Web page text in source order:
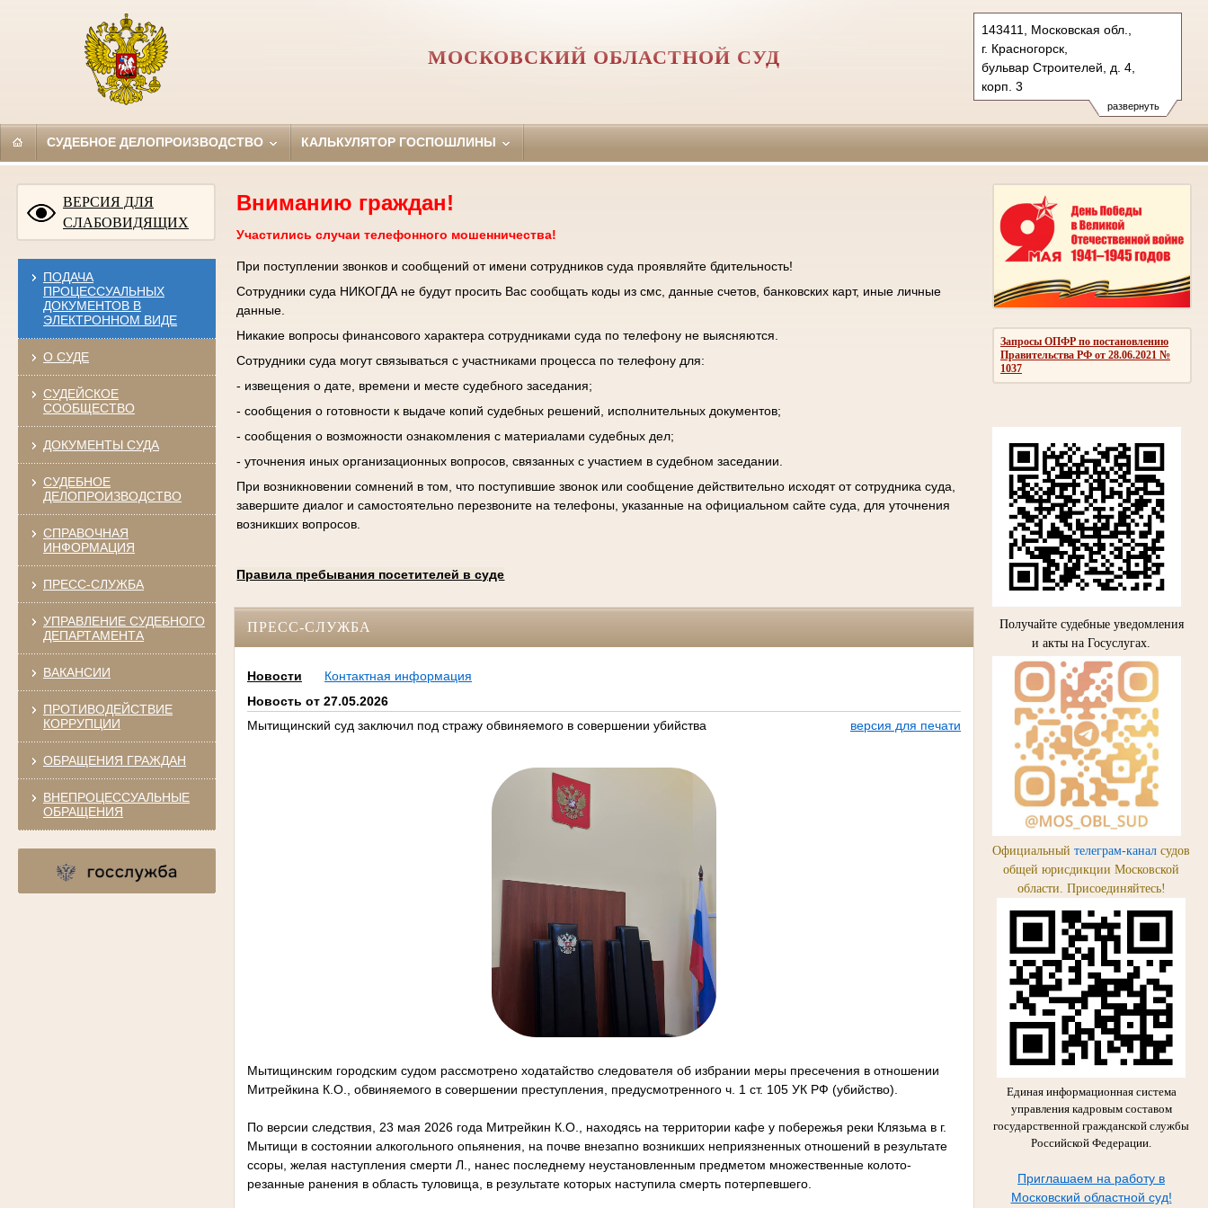
развернуть
143411, Московская обл.,
г. Красногорск,
бульвар Строителей, д. 4,
корп. 3
Тел.: +7 (498) 692 60 00
post.50os0000@sudrf.ru
МОСКОВСКИЙ ОБЛАСТНОЙ СУД
СУДЕБНОЕ ДЕЛОПРОИЗВОДСТВО КАЛЬКУЛЯТОР ГОСПОШЛИНЫ
ВЕРСИЯ ДЛЯ
СЛАБОВИДЯЩИХ
ПОДАЧА
ПРОЦЕССУАЛЬНЫХ
ДОКУМЕНТОВ В
ЭЛЕКТРОННОМ ВИДЕ
О СУДЕ
СУДЕЙСКОЕ
СООБЩЕСТВО
ДОКУМЕНТЫ СУДА
СУДЕБНОЕ
ДЕЛОПРОИЗВОДСТВО
СПРАВОЧНАЯ
ИНФОРМАЦИЯ
ПРЕСС-СЛУЖБА
УПРАВЛЕНИЕ СУДЕБНОГО
ДЕПАРТАМЕНТА
ВАКАНСИИ
ПРОТИВОДЕЙСТВИЕ
КОРРУПЦИИ
ОБРАЩЕНИЯ ГРАЖДАН
ВНЕПРОЦЕССУАЛЬНЫЕ
ОБРАЩЕНИЯ
Запросы ОПФР по постановлению
Правительства РФ от 28.06.2021 №
1037
Получайте судебные уведомления
и акты на Госуслугах.
Официальный телеграм-канал судов
общей юрисдикции Московской
области. Присоединяйтесь!
Единая информационная система
управления кадровым составом
государственной гражданской службы
Российской Федерации.
Приглашаем на работу в
Московский областной суд!
Вниманию граждан!
Участились случаи телефонного мошенничества!
При поступлении звонков и сообщений от имени сотрудников суда проявляйте бдительность!
Сотрудники суда НИКОГДА не будут просить Вас сообщать коды из смс, данные счетов, банковских карт, иные личные
данные.
Никакие вопросы финансового характера сотрудниками суда по телефону не выясняются.
Сотрудники суда могут связываться с участниками процесса по телефону для:
- извещения о дате, времени и месте судебного заседания;
- сообщения о готовности к выдаче копий судебных решений, исполнительных документов;
- сообщения о возможности ознакомления с материалами судебных дел;
- уточнения иных организационных вопросов, связанных с участием в судебном заседании.
При возникновении сомнений в том, что поступившие звонок или сообщение действительно исходят от сотрудника суда,
завершите диалог и самостоятельно перезвоните на телефоны, указанные на официальном сайте суда, для уточнения
возникших вопросов.
Правила пребывания посетителей в суде
ПРЕСС-СЛУЖБА
Новости
Контактная информация
Новость от 27.05.2026
Мытищинский суд заключил под стражу обвиняемого в совершении убийства
версия для печати
Мытищинским городским судом рассмотрено ходатайство следователя об избрании меры пресечения в отношении
Митрейкина К.О., обвиняемого в совершении преступления, предусмотренного ч. 1 ст. 105 УК РФ (убийство).
По версии следствия, 23 мая 2026 года Митрейкин К.О., находясь на территории кафе у побережья реки Клязьма в г.
Мытищи в состоянии алкогольного опьянения, на почве внезапно возникших неприязненных отношений в результате
ссоры, желая наступления смерти Л., нанес последнему неустановленным предметом множественные колото-
резанные ранения в область туловища, в результате которых наступила смерть потерпевшего.